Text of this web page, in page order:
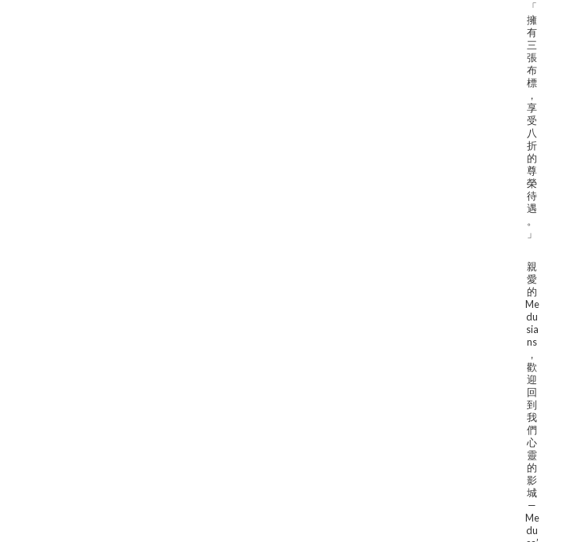
「
擁
有
三
張
布
標
，
享
受
八
折
的
尊
榮
待
遇
。
」
親
愛
的
Me
du
sia
ns
，
歡
迎
回
到
我
們
心
靈
的
影
城
—
Me
du